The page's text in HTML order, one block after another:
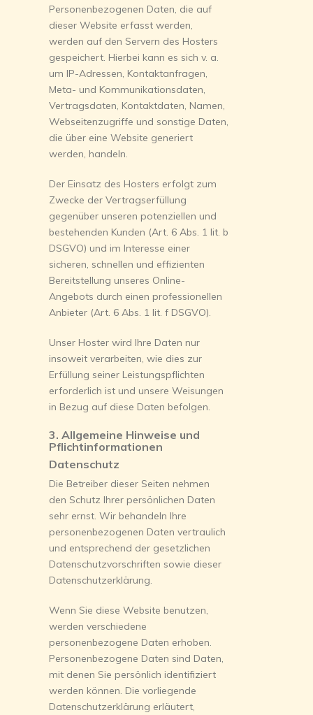
Personenbezogenen Daten, die auf
dieser Website erfasst werden,
werden auf den Servern des Hosters
gespeichert. Hierbei kann es sich v. a.
um IP-Adressen, Kontaktanfragen,
Meta- und Kommunikationsdaten,
Vertragsdaten, Kontaktdaten, Namen,
Webseitenzugriffe und sonstige Daten,
die über eine Website generiert
werden, handeln.
Der Einsatz des Hosters erfolgt zum
Zwecke der Vertragserfüllung
gegenüber unseren potenziellen und
bestehenden Kunden (Art. 6 Abs. 1 lit. b
DSGVO) und im Interesse einer
sicheren, schnellen und effizienten
Bereitstellung unseres Online-
Angebots durch einen professionellen
Anbieter (Art. 6 Abs. 1 lit. f DSGVO).
Unser Hoster wird Ihre Daten nur
insoweit verarbeiten, wie dies zur
Erfüllung seiner Leistungspflichten
erforderlich ist und unsere Weisungen
in Bezug auf diese Daten befolgen.
3. Allgemeine Hinweise und
Pflichtinformationen
Datenschutz
Die Betreiber dieser Seiten nehmen
den Schutz Ihrer persönlichen Daten
sehr ernst. Wir behandeln Ihre
personenbezogenen Daten vertraulich
und entsprechend der gesetzlichen
Datenschutzvorschriften sowie dieser
Datenschutzerklärung.
Wenn Sie diese Website benutzen,
werden verschiedene
personenbezogene Daten erhoben.
Personenbezogene Daten sind Daten,
mit denen Sie persönlich identifiziert
werden können. Die vorliegende
Datenschutzerklärung erläutert,